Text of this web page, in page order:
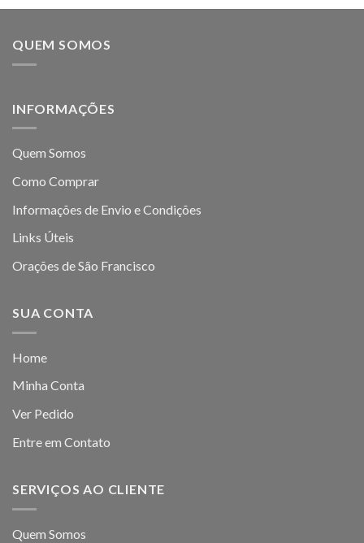
QUEM SOMOS
INFORMAÇÕES
Quem Somos
Como Comprar
Informações de Envio e Condições
Links Úteis
Orações de São Francisco
SUA CONTA
Home
Minha Conta
Ver Pedido
Entre em Contato
SERVIÇOS AO CLIENTE
Quem Somos